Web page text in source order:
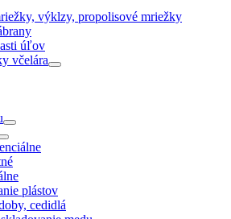
výklzy, propolisové mriežky
úľov
včelára
plástov
cedidlá